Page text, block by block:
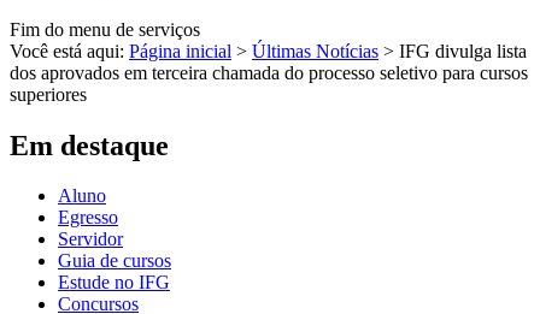
Fim do menu de serviços
Você está aqui: Página inicial > Últimas Notícias > IFG divulga lista
dos aprovados em terceira chamada do processo seletivo para cursos
superiores
Em destaque
Aluno
Egresso
Servidor
Guia de cursos
Estude no IFG
Concursos